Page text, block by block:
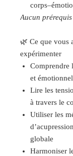
Aucun prérequis
🌿 Ce que vous
expérimenter
Comprendre
et
Lire les
à travers le
Utiliser les
globale
Harmoniser